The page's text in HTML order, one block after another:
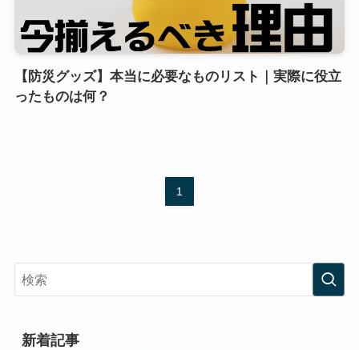
【防災グッズ】本当に必要なものリスト｜実際に役立
ったものは何？
1
新着記事